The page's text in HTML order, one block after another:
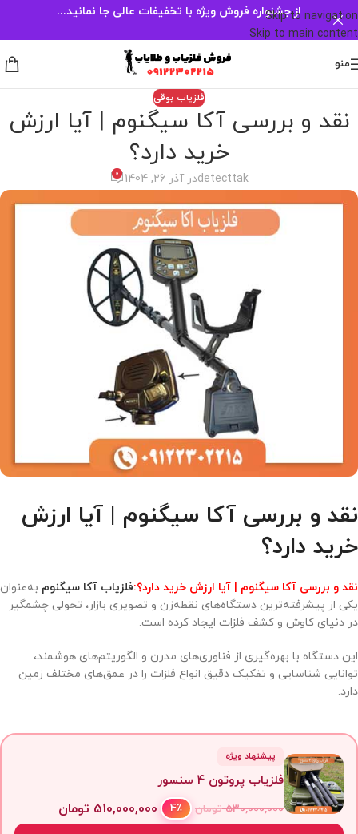
Skip to navigation
Skip to main content
از جشنواره فروش ویژه با تخفیفات عالی جا نمانید...
منو
فلزیاب بوقی
نقد و بررسی آکا سیگنوم | آیا ارزش
خرید دارد؟
detecttakدر آذر 26, 1404 0
نقد و بررسی آکا سیگنوم | آیا ارزش
خرید دارد؟
نقد و بررسی آکا سیگنوم | آیا ارزش خرید دارد؟:فلزیاب آکا سیگنوم به‌عنوان
یکی از پیشرفته‌ترین دستگاه‌های نقطه‌زن و تصویری بازار، تحولی چشمگیر
در دنیای کاوش و کشف فلزات ایجاد کرده است.
این دستگاه با بهره‌گیری از فناوری‌های مدرن و الگوریتم‌های هوشمند،
توانایی شناسایی و تفکیک دقیق انواع فلزات را در عمق‌های مختلف زمین
دارد.
پیشنهاد ویژه
فلزیاب پروتون 4 سنسور
530,000,000 تومان 4٪ 510,000,000 تومان